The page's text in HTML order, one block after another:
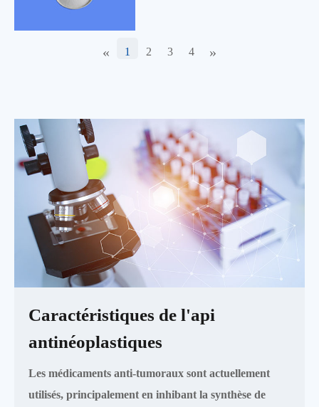
« 1 2 3 4 »
Caractéristiques de l'api
antinéoplastiques
Les médicaments anti-tumoraux sont actuellement
utilisés, principalement en inhibant la synthèse de